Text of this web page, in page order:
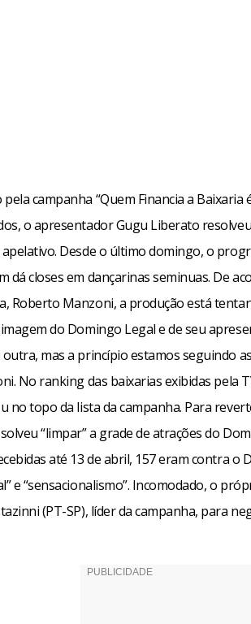
campanha “Quem Financia a Baixaria
o apresentador Gugu Liberato
Desde o último domingo, o
dá closes em dançarinas seminuas. De
Roberto Manzoni, a produção está
do Domingo Legal e de seu
mas a princípio estamos seguindo
No ranking das baixarias exibidas pela
no topo da lista da campanha. Para
“limpar” a grade de atrações do
até 13 de abril, 157 eram contra o
e “sensacionalismo”. Incomodado, o
(PT-SP), líder da campanha, para